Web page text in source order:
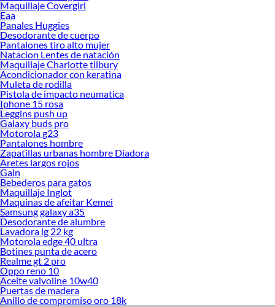
Maquillaje Covergirl
Eaa
Panales Huggies
Desodorante de cuerpo
Pantalones tiro alto mujer
Natacion Lentes de natación
Maquillaje Charlotte tilbury
Acondicionador con keratina
Muleta de rodilla
Pistola de impacto neumatica
Iphone 15 rosa
Leggins push up
Galaxy buds pro
Motorola g23
Pantalones hombre
Zapatillas urbanas hombre Diadora
Aretes largos rojos
Gain
Bebederos para gatos
Maquillaje Inglot
Maquinas de afeitar Kemei
Samsung galaxy a35
Desodorante de alumbre
Lavadora lg 22 kg
Motorola edge 40 ultra
Botines punta de acero
Realme gt 2 pro
Oppo reno 10
Aceite valvoline 10w40
Puertas de madera
Anillo de compromiso oro 18k